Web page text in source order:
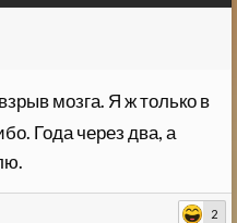
мозга. Я ж только в
Года через два, а
2